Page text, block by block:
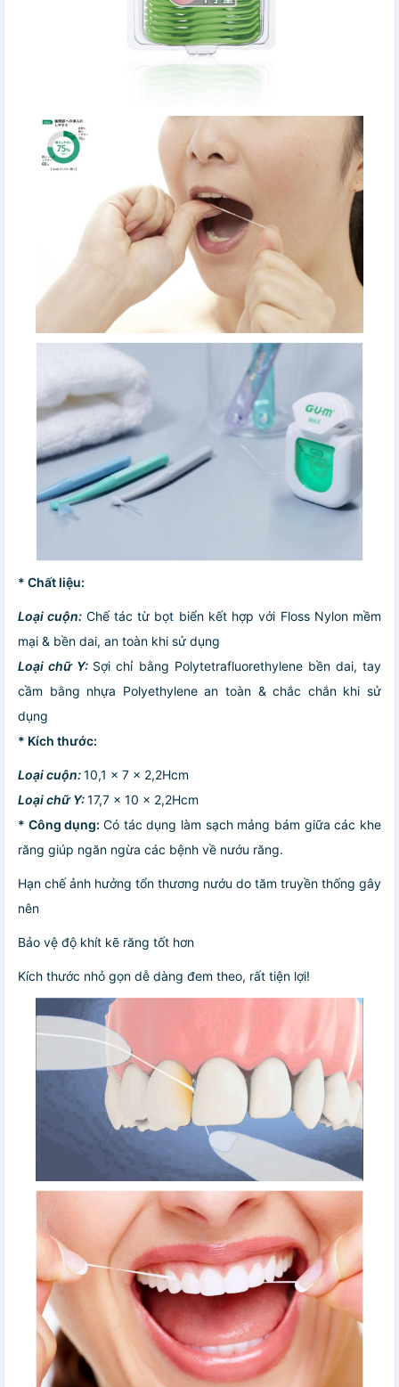
* Chất liệu:
Loại cuộn: Chế tác từ bọt biển kết hợp với Floss Nylon mềm
mại & bền dai, an toàn khi sử dụng
Loại chữ Y: Sợi chỉ bằng Polytetrafluorethylene bền dai, tay
cầm bằng nhựa Polyethylene an toàn & chắc chắn khi sử
dụng
* Kích thước:
Loại cuộn:10,1 x 7 x 2,2Hcm
Loại chữ Y:17,7 x 10 x 2,2Hcm
* Côngdụng:Có tác dụng làm sạch mảng bám giữa các khe
răng giúp ngăn ngừa các bệnh về nướu răng.
Hạn chế ảnh hưởng tổn thương nướu do tăm truyền thống gây
nên
Bảo vệ độ khít kẽ răng tốt hơn
Kích thước nhỏ gọn dễ dàng đem theo, rất tiện lợi!